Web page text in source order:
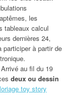
les
tableaux calcul
dernières 24,
à partir de
au fil du 19
deux ou dessin
toy story